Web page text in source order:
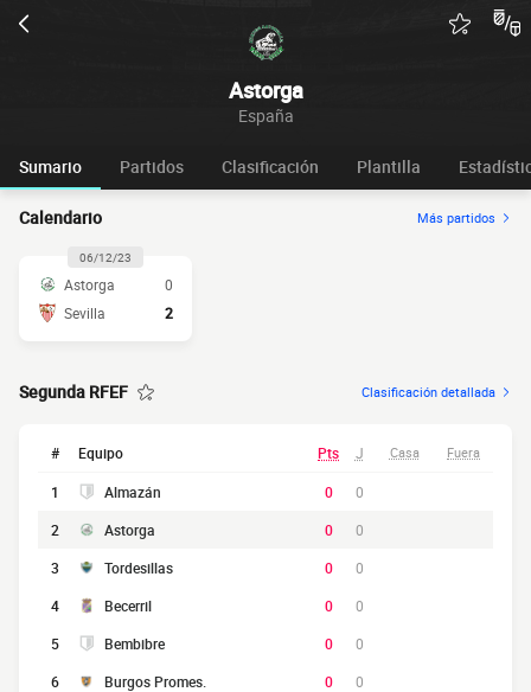
Astorga
España
Sumario Partidos Clasificación Plantilla
Calendario Más partidos
06/12/23
Astorga
0
Sevilla
2
Segunda RFEF Clasificación detallada
# Equipo Pts J Casa Fuera
1 Almazán 0
0
2
Astorga 0
0
3
Tordesillas 0
0
4
Becerril 0
0
5
Bembibre 0
0
6
Burgos Promes. 0
0